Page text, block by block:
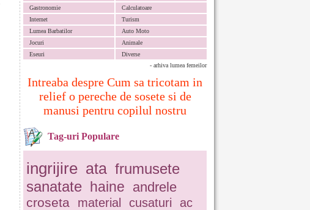
Gastronomie
Calculatoare
Internet
Turism
Lumea Barbatilor
Auto Moto
Jocuri
Animale
Eseuri
Diverse
- arhiva lumea femeilor
Intreaba despre Cum sa tricotam in
relief o pereche de sosete si de
manusi pentru copilul nostru
Tag-uri Populare
ingrijire ata frumusete
sanatate haine andrele
croseta material cusaturi
ac